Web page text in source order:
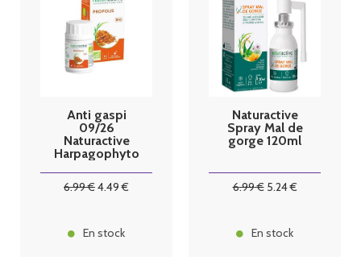
Anti gaspi
09/26
Naturactive
Harpagophyto
60 gélules
6.99€4.49 €
En stock
Naturactive
Spray Mal de
gorge 120ml
6.99€ 5.24€
En stock